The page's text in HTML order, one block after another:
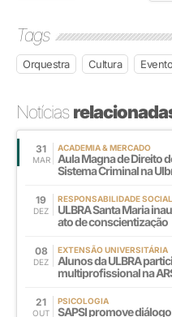
Tags
Orquestra Cultura
Notícias
31
MAR
ACADEMIA & MERCADO
Aula Magna de Direito
Sistema Criminal na
19
DEZ
RESPONSABILIDADE SOCIAL
ULBRA Santa Maria
ato de conscientização
08
DEZ
EXTENSÃO UNIVERSITÁRIA
Alunos da ULBRA
multiprofissional na
21
OUT
PSICOLOGIA
SAPSI promove